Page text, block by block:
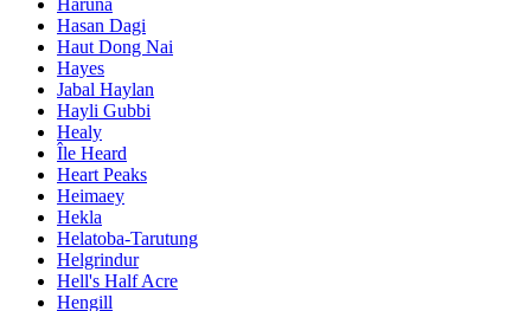
Hasan Dagi
Haut Dong Nai
Hayes
Jabal Haylan
Hayli Gubbi
Healy
Île Heard
Heart Peaks
Heimaey
Hekla
Helatoba-Tarutung
Helgrindur
Hell's Half Acre
Hengill